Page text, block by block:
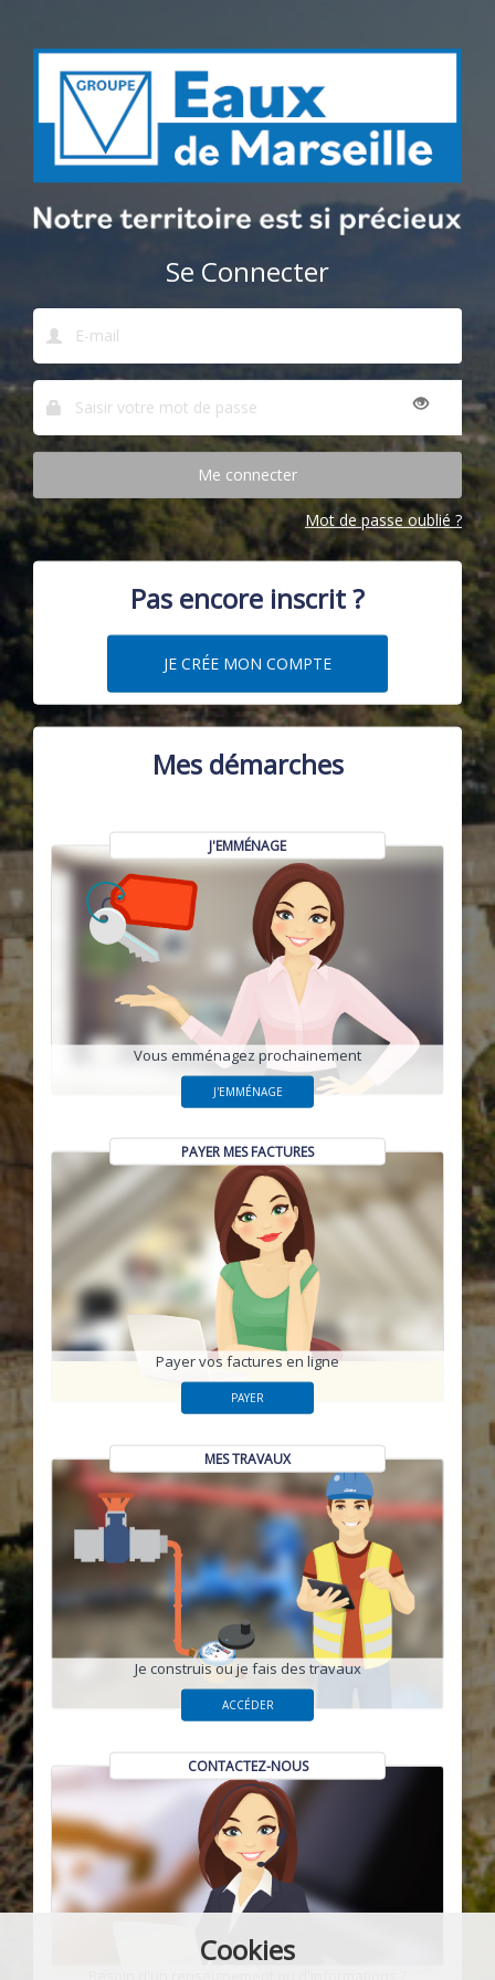
Cookies
Se Connecter
Me connecter
Mot de passe oublié ?
Pas encore inscrit ?
JE CRÉE MON COMPTE
Mes démarches
J'EMMÉNAGE
Vous emménagez prochainement
J'EMMÉNAGE
PAYER MES FACTURES
Payer vos factures en ligne
PAYER
MES TRAVAUX
Je construis ou je fais des travaux
ACCÉDER
CONTACTEZ-NOUS